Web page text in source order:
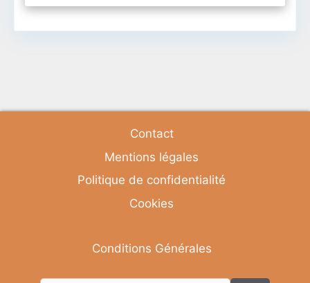
Contact
Mentions légales
Politique de confidentialité
Cookies
Conditions Générales